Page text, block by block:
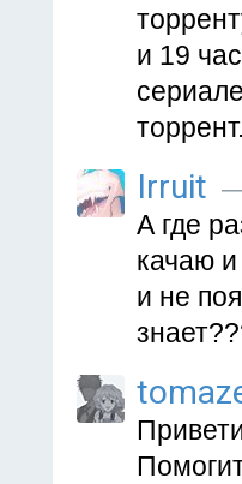
и 19
Irruit
А где
качаю
и не